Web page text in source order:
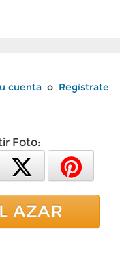
cuenta o Regístrate
Foto:
AZAR